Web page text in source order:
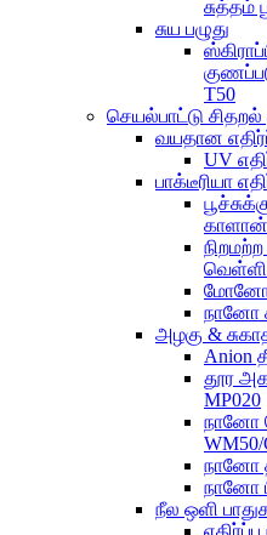
சுத்தம்
சுய பழுது
T50
செயல்பாட்டு சிதறல்
வயதான
UV
பாக்டீரியா
காளான்
வெள்ளி
மோனோ
நானோ
அழகு &
Anion
தூர
MP020
நானோ
WM50/
நானோ
நானோ
நீல ஒளி